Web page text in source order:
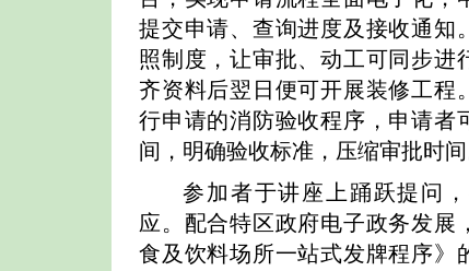
提交申请、查询进度及接收通知
照制度，让审批、动工可同步进
齐资料后翌日便可开展装修工程
行申请的消防验收程序，申请者
间，明确验收标准，压缩审批时间
参加者于讲座上踊跃提问
应。配合特区政府电子政务发展
食及饮料场所一站式发牌程序》